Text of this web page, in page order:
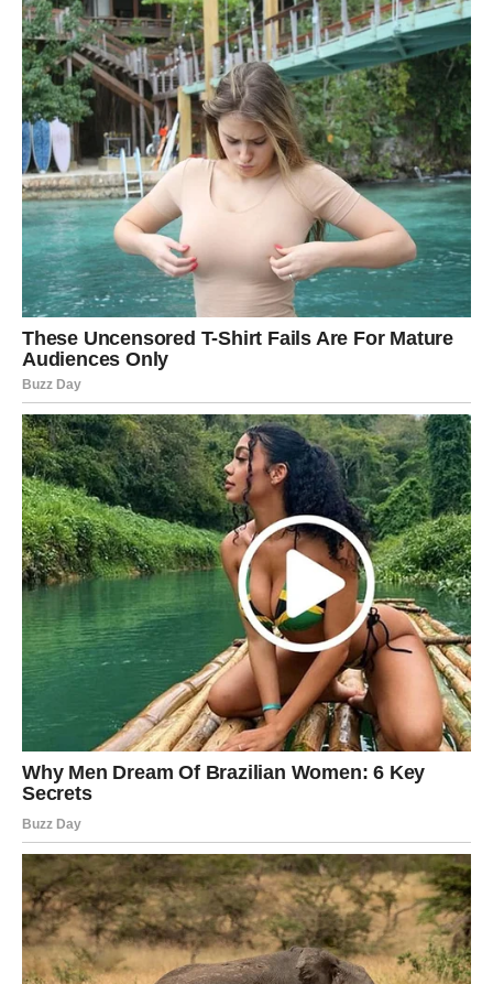
Pred određenim znakovima nalazi se period tokom kojeg
karma pokazuje svoje najljepše lice. Umjesto lekcija i
iskušenja, sada donosi nagrade, olakšanje i potvrdu da
dobrota nikada ne prolazi nezapaženo.
Najviše razloga za slavlje imaćeRibe, kojima stiže
najveća karmička nagrada,
Strijelčevi
, kojima se trud
konačno isplaćuje, te
, kojima život vraća sve ono
dobro što su godinama davali drugima.
Zvijezde poručuju da ništa nije bilo uzalud. Za neke
znakove upravo sada počinje period tokom kojeg će to
jasno vidjeti i osjetiti.